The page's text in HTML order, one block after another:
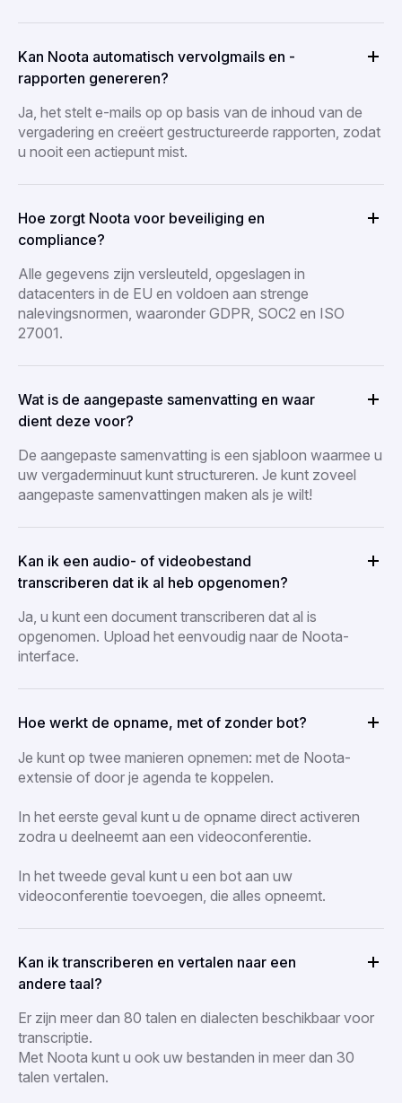
Kan Noota automatisch vervolgmails en -
rapporten genereren?
Ja, het stelt e-mails op op basis van de inhoud van de
vergadering en creëert gestructureerde rapporten, zodat
u nooit een actiepunt mist.
Hoe zorgt Noota voor beveiliging en
compliance?
Alle gegevens zijn versleuteld, opgeslagen in
datacenters in de EU en voldoen aan strenge
nalevingsnormen, waaronder GDPR, SOC2 en ISO
27001.
Wat is de aangepaste samenvatting en waar
dient deze voor?
De aangepaste samenvatting is een sjabloon waarmee u
uw vergaderminuut kunt structureren. Je kunt zoveel
aangepaste samenvattingen maken als je wilt!
Kan ik een audio- of videobestand
transcriberen dat ik al heb opgenomen?
Ja, u kunt een document transcriberen dat al is
opgenomen. Upload het eenvoudig naar de Noota-
interface.
Hoe werkt de opname, met of zonder bot?
Je kunt op twee manieren opnemen: met de Noota-
extensie of door je agenda te koppelen.
In het eerste geval kunt u de opname direct activeren
zodra u deelneemt aan een videoconferentie.
In het tweede geval kunt u een bot aan uw
videoconferentie toevoegen, die alles opneemt.
Kan ik transcriberen en vertalen naar een
andere taal?
Er zijn meer dan 80 talen en dialecten beschikbaar voor
transcriptie.
Met Noota kunt u ook uw bestanden in meer dan 30
talen vertalen.